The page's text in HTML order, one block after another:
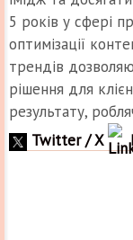
5 років у сфері
оптимізації
трендів
рішення для
результату,
Twitter / X